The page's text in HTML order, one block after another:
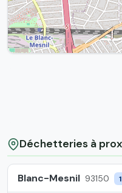
Déchetteries à
Blanc-Mesnil 93150